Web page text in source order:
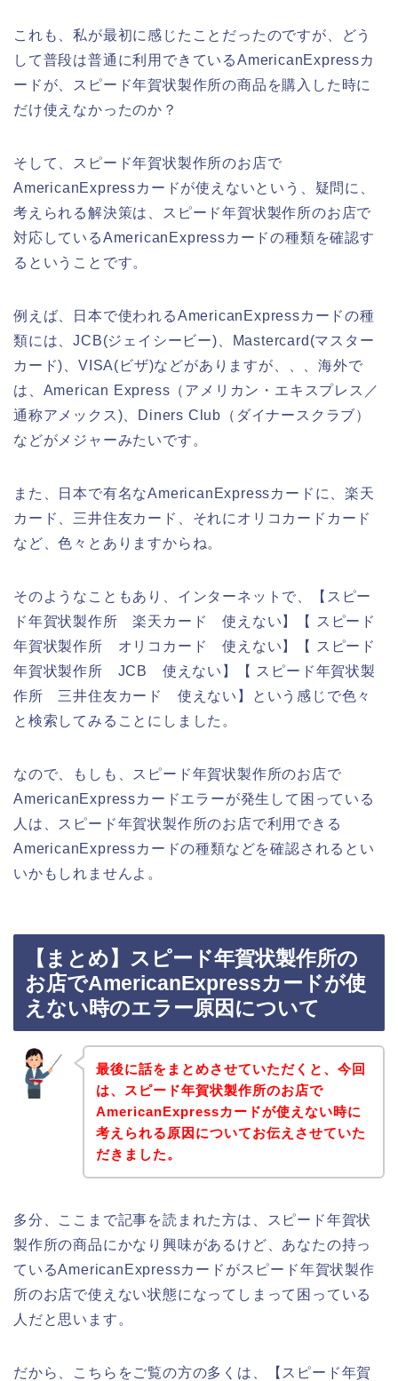
これも、私が最初に感じたことだったのですが、どう
して普段は普通に利用できているAmericanExpressカ
ードが、スピード年賀状製作所の商品を購入した時に
だけ使えなかったのか？
そして、スピード年賀状製作所のお店で
AmericanExpressカードが使えないという、疑問に、
考えられる解決策は、スピード年賀状製作所のお店で
対応しているAmericanExpressカードの種類を確認す
るということです。
例えば、日本で使われるAmericanExpressカードの種
類には、JCB(ジェイシービー)、Mastercard(マスター
カード)、VISA(ビザ)などがありますが、、、海外で
は、American Express（アメリカン・エキスプレス／
通称アメックス)、Diners Club（ダイナースクラブ）
などがメジャーみたいです。
また、日本で有名なAmericanExpressカードに、楽天
カード、三井住友カード、それにオリコカードカード
など、色々とありますからね。
そのようなこともあり、インターネットで、【スピー
ド年賀状製作所 楽天カード 使えない】【 スピード
年賀状製作所 オリコカード 使えない】【 スピード
年賀状製作所 JCB 使えない】【 スピード年賀状製
作所 三井住友カード 使えない】という感じで色々
と検索してみることにしました。
なので、もしも、スピード年賀状製作所のお店で
AmericanExpressカードエラーが発生して困っている
人は、スピード年賀状製作所のお店で利用できる
AmericanExpressカードの種類などを確認されるとい
いかもしれませんよ。
【まとめ】スピード年賀状製作所の
お店でAmericanExpressカードが使
えない時のエラー原因について
最後に話をまとめさせていただくと、今回
は、スピード年賀状製作所のお店で
AmericanExpressカードが使えない時に
考えられる原因についてお伝えさせていた
だきました。
多分、ここまで記事を読まれた方は、スピード年賀状
製作所の商品にかなり興味があるけど、あなたの持っ
ているAmericanExpressカードがスピード年賀状製作
所のお店で使えない状態になってしまって困っている
人だと思います。
だから、こちらをご覧の方の多くは、【スピード年賀